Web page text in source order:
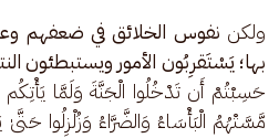
ولكن نفوس الخلائق في ضعفهم
بها؛ يَسْتَقرِبُون الأمور ويستبطئون
حَسِبْتُمْ أَن تَدْخُلُوا الْجَنَّةَ وَلَمَّا
مَّسَّتْهُمُ الْبَأْسَاءُ وَالضَّرَّاءُ وَزُلْزِلُوا